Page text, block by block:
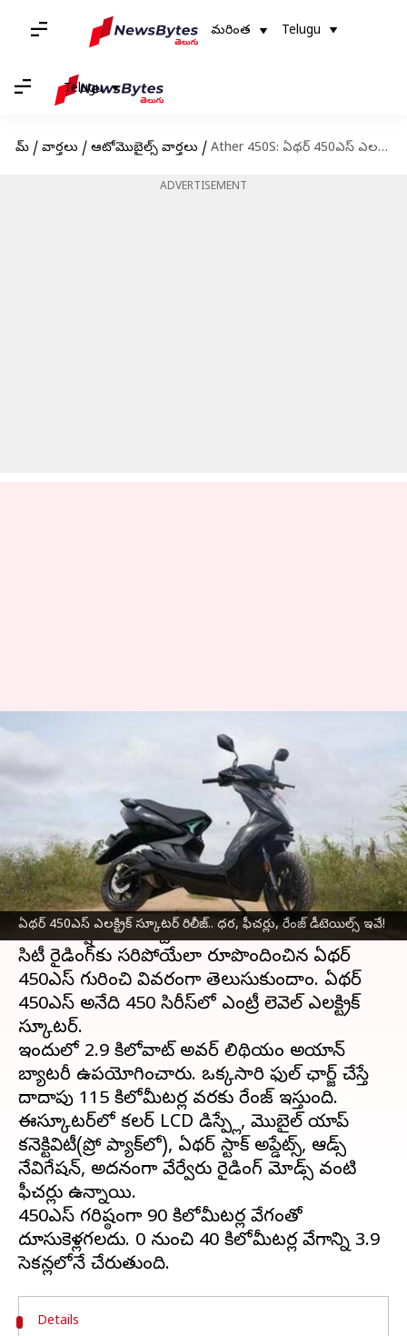
మరింత Telugu
Telugu
హోమ్ / వార్తలు / ఆటోమొబైల్స్ వార్తలు / Ather 450S: ఏథర్ 450ఎస్ ఎలక్ట్రిక్ స్కూటర్ రిలీజ్.. ధర, ఫీచర్లు, రేంజ్ డీటెయిల్స్ ఇవే!
ADVERTISEMENT
ఏథర్ 450ఎస్ ఎలక్ట్రిక్ స్కూటర్ రిలీజ్.. ధర, ఫీచర్లు, రేంజ్ డీటెయిల్స్ ఇవే!
Ather 450S: ఏథర్ 450ఎస్ ఎలక్ట్రిక్
స్కూటర్ రిలీజ్.. ధర, ఫీచర్లు, రేంజ్
డీటెయిల్స్ ఇవే!
Jayachandra Akuri Jul 27, 2025 01:45 pm
ఈ వార్తాకథనం ఏంటి
కొత్తగా ఎలక్ట్రిక్ స్కూటర్‌ కొనే ఆలోచనలో ఉన్నవారికి ఇది
మంచి ఆప్షన్‌ కావొచ్చు.
సిటీ రైడింగ్‌కు సరిపోయేలా రూపొందించిన ఏథర్
450ఎస్ గురించి వివరంగా తెలుసుకుందాం. ఏథర్
450ఎస్ అనేది 450 సిరీస్‌లో ఎంట్రీ లెవెల్ ఎలక్ట్రిక్
స్కూటర్.
ఇందులో 2.9 కిలోవాట్‌ అవర్ లిథియం అయాన్
బ్యాటరీ ఉపయోగించారు. ఒక్కసారి ఫుల్ ఛార్జ్ చేస్తే
దాదాపు 115 కిలోమీటర్ల వరకు రేంజ్ ఇస్తుంది.
ఈస్కూటర్‌లో కలర్ LCD డిస్ప్లే, మొబైల్ యాప్
కనెక్టివిటీ(ప్రో ప్యాక్‌లో), ఏథర్ స్టాక్ అప్డేట్స్, ఆడ్స్
నేవిగేషన్, అదనంగా వేర్వేరు రైడింగ్ మోడ్స్ వంటి
ఫీచర్లు ఉన్నాయి.
450ఎస్ గరిష్ఠంగా 90 కిలోమీటర్ల వేగంతో
దూసుకెళ్లగలదు. 0 నుంచి 40 కిలోమీటర్ల వేగాన్ని 3.9
Details